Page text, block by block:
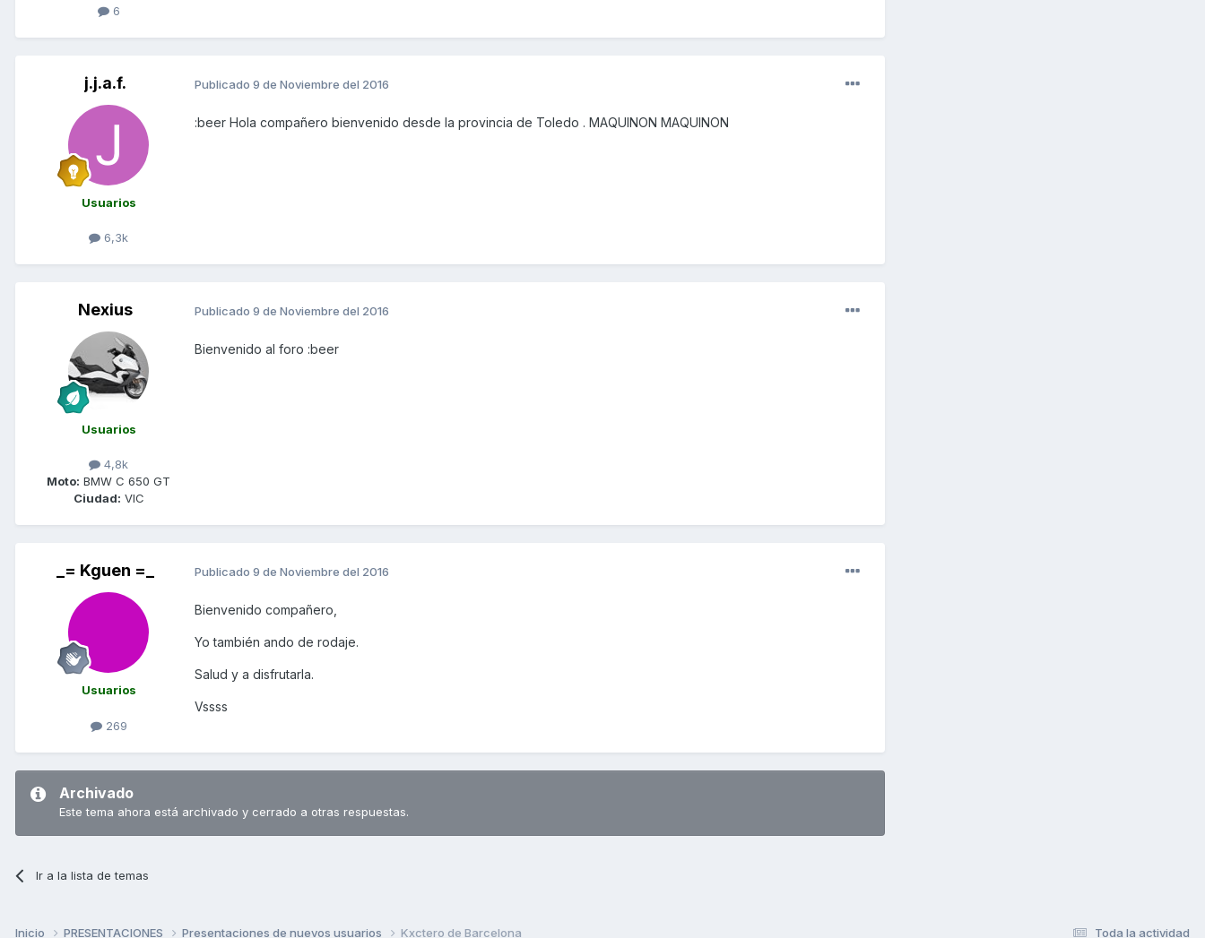
6
j.j.a.f.
Usuarios
6,3k
Publicado 9 de Noviembre del 2016
:beer Hola compañero bienvenido desde la provincia de Toledo . MAQUINON MAQUINON
Nexius
Usuarios
4,8k
Moto: BMW C 650 GT
Ciudad: VIC
Publicado 9 de Noviembre del 2016
Bienvenido al foro :beer
_= Kguen =_
Usuarios
269
Publicado 9 de Noviembre del 2016
Bienvenido compañero,
Yo también ando de rodaje.
Salud y a disfrutarla.
Vssss
Archivado
Este tema ahora está archivado y cerrado a otras respuestas.
Ir a la lista de temas
Toda la actividad
Inicio PRESENTACIONES Presentaciones de nuevos usuarios Kxctero de Barcelona